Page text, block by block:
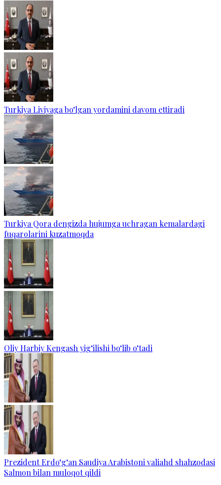
Turkiya Liviyaga bo‘lgan yordamini davom ettiradi
Turkiya Qora dengizda hujumga uchragan kemalardagi
fuqarolarini kuzatmoqda
Oliy Harbiy Kengash yig‘ilishi bo‘lib o‘tadi
Prezident Erdo‘g‘an Saudiya Arabistoni valiahd shahzodasi
Salmon bilan muloqot qildi